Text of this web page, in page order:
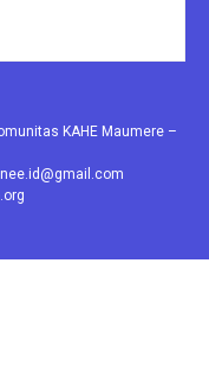
KAHE Maumere –